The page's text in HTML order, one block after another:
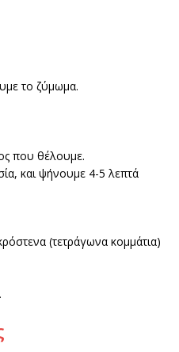
το ζύμωμα.
που θέλουμε.
και ψήνουμε 4-5 λεπτά
(τετράγωνα κομμάτια)